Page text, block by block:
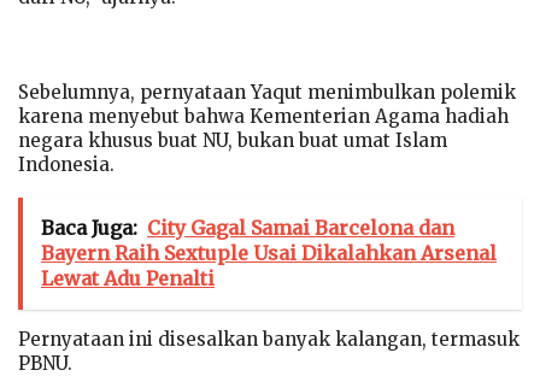
Sebelumnya, pernyataan Yaqut menimbulkan polemik
karena menyebut bahwa Kementerian Agama hadiah
negara khusus buat NU, bukan buat umat Islam
Indonesia.
Baca Juga: City Gagal Samai Barcelona dan
Bayern Raih Sextuple Usai Dikalahkan Arsenal
Lewat Adu Penalti
Pernyataan ini disesalkan banyak kalangan, termasuk
PBNU.